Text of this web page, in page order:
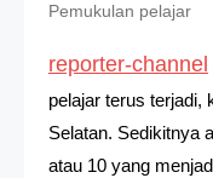
Pemukulan pelajar
reporter-channel
pelajar terus terjadi,
Selatan. Sedikitnya
atau 10 yang